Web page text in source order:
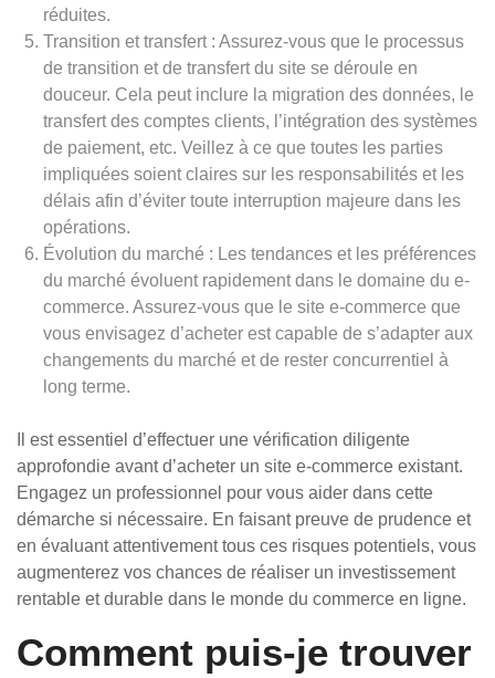
réduites.
Transition et transfert : Assurez-vous que le processus
de transition et de transfert du site se déroule en
douceur. Cela peut inclure la migration des données, le
transfert des comptes clients, l’intégration des systèmes
de paiement, etc. Veillez à ce que toutes les parties
impliquées soient claires sur les responsabilités et les
délais afin d’éviter toute interruption majeure dans les
opérations.
Évolution du marché : Les tendances et les préférences
du marché évoluent rapidement dans le domaine du e-
commerce. Assurez-vous que le site e-commerce que
vous envisagez d’acheter est capable de s’adapter aux
changements du marché et de rester concurrentiel à
long terme.
Il est essentiel d’effectuer une vérification diligente
approfondie avant d’acheter un site e-commerce existant.
Engagez un professionnel pour vous aider dans cette
démarche si nécessaire. En faisant preuve de prudence et
en évaluant attentivement tous ces risques potentiels, vous
augmenterez vos chances de réaliser un investissement
rentable et durable dans le monde du commerce en ligne.
Comment puis-je trouver